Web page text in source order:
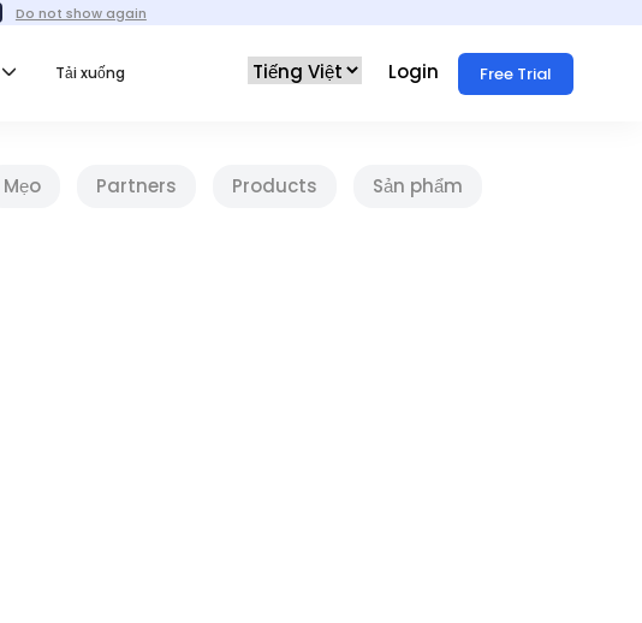
Do not show again
Tải xuống Login Free Trial
Mẹo Partners Products
Sản phẩm